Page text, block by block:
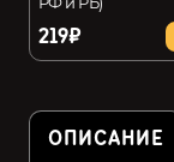
219₽
ОПИСАНИЕ